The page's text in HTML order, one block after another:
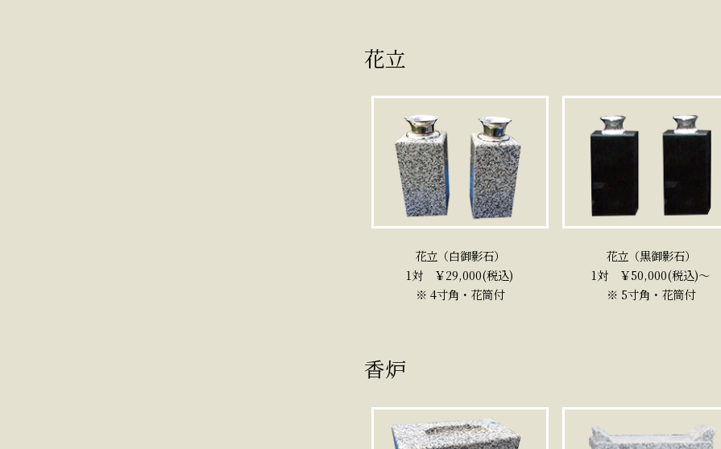
花立
花立（白御影石）
1対 ￥29,000(税込)
※ 4寸角・花筒付
花立（黒御影石）
1対 ￥50,000(税込)～
※ 5寸角・花筒付
香炉